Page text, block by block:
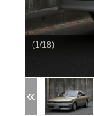
(1/18)